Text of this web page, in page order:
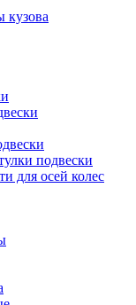
кузова
подвески
для осей колес